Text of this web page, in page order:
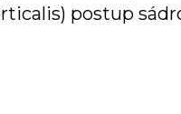
postup